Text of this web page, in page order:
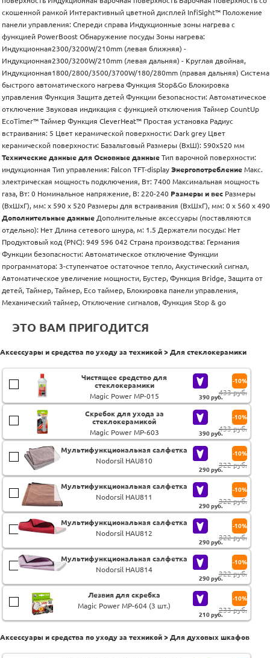
скошенной рамкой Интерактивный цветной дисплей InfiSight™ Положение
панели управления: Спереди справа Индукционные зоны нагрева с
функцией PowerBoost Обнаружение посуды Зоны нагрева:
Индукционная2300/3200W/210mm (левая ближняя) -
Индукционная2300/3200W/210mm (левая дальняя) - Круглая двойная,
Индукционная1800/2800/3500/3700W/180/280mm (правая дальняя) Система
быстрого автоматического нагрева Функция Stop&Go Блокировка
управления Функция Защита детей Функции безопасности: Автоматическое
отключение Звуковая индикация с функцией отключения Таймер CountUp
EcoTimer™ Таймер Функция CleverHeat™ Простая установка Радиус
встраивания: 5 Цвет керамической поверхности: Dark grey Цвет
керамической поверхности: Базальтовый Размеры (ВхШ): 590х520 мм
Технические данные для Основные данные Тип варочной поверхности:
индукционная Тип управления: Falcon TFT-display Энергопотребление Макс.
электрическая мощность подключения, Вт: 7400 Максимальная мощность
газа, Вт: 0 Номинальное напряжение, В: 220-240 Размеры и вес Размеры
(ВхШхГ), мм: x 590 x 520 Размеры для встраивания (ВхШхГ), мм: 0 x 560 x 490
Дополнительные данные Дополнительные аксессуары (поставляются
отдельно): Нет Длина сетевого шнура, м: 1.5 Держатели посуды: Нет
Продуктовый код (PNC): 949 596 042 Страна производства: Германия
Функции безопасности: Автоматическое отключение Функции
программатора: 3-ступенчатое остаточное тепло, Акустический сигнал,
Автоматическое увеличение мощности, Бустер, Функция Bridge, Защита от
детей, Таймер, Таймер, Eco таймер, Блокировка панели управления,
Механический таймер, Отключение сигналов, Функция Stop & go
ЭТО ВАМ ПРИГОДИТСЯ
Аксессуары и средства по уходу за техникой > Для стеклокерамики
Чистящее средство для
стеклокерамики
Magic Power MP-015
390руб.
433 руб.
-10%
Скребок для ухода за
стеклокерамикой
Magic Power MP-603
390руб.
433 руб.
-10%
Мультифункциональная салфетка
Nodorsil HAU810
290руб.
322 руб.
-10%
Мультифункциональная салфетка
Nodorsil HAU811
290руб.
322 руб.
-10%
Мультифункциональная салфетка
Nodorsil HAU812
290руб.
322 руб.
-10%
Мультифункциональная салфетка
Nodorsil HAU814
290руб.
322 руб.
-10%
Лезвия для скребка
Magic Power MP-604 (3 шт.)
210руб.
233 руб.
-10%
Аксессуары и средства по уходу за техникой > Для духовых шкафов